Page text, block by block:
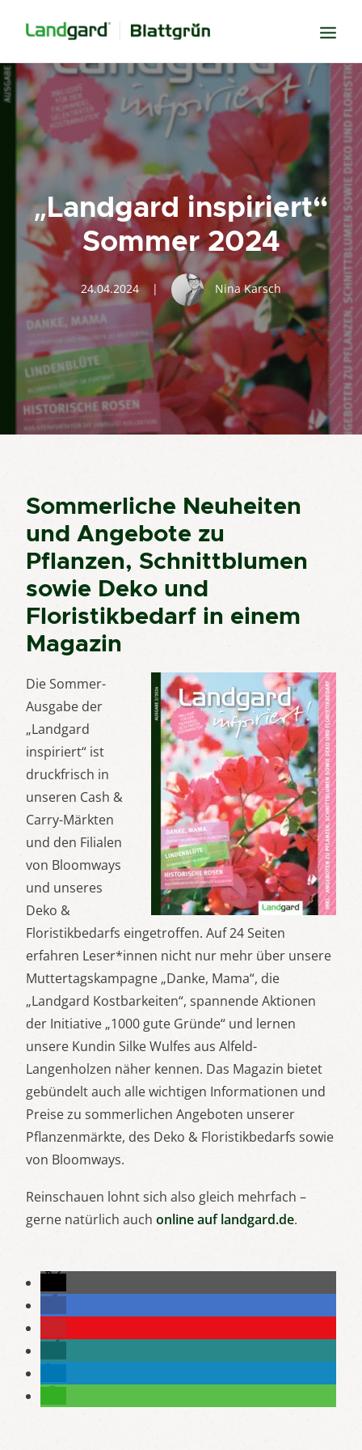
Neugier
Inspiration
Verbundenheit
Transparenz
Freude
Erfolg
Miteinander
Wissen
Suche
„Landgard inspiriert“
Sommer 2024
24.04.2024 | Nina Karsch
Sommerliche Neuheiten
und Angebote zu
Pflanzen, Schnittblumen
sowie Deko und
Floristikbedarf in einem
Magazin
Die Sommer-
Ausgabe der
„Landgard
inspiriert“ ist
druckfrisch in
unseren Cash &
Carry-Märkten
und den Filialen
von Bloomways
und unseres
Deko &
Floristikbedarfs eingetroffen. Auf 24 Seiten
erfahren Leser*innen nicht nur mehr über unsere
Muttertagskampagne „Danke, Mama“, die
„Landgard Kostbarkeiten“, spannende Aktionen
der Initiative „1000 gute Gründe“ und lernen
unsere Kundin Silke Wulfes aus Alfeld-
Langenholzen näher kennen. Das Magazin bietet
gebündelt auch alle wichtigen Informationen und
Preise zu sommerlichen Angeboten unserer
Pflanzenmärkte, des Deko & Floristikbedarfs sowie
von Bloomways.
Reinschauen lohnt sich also gleich mehrfach –
gerne natürlich auch online auf landgard.de.